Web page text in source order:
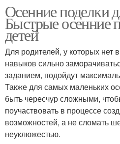
Осенние поделки
Быстрые осенние
детей
Для родителей, у которых нет
навыков сильно
заданием, подойдут
Также для самых маленьких
быть чересчур сложными,
поучаствовать в процессе
возможностей, а не сломать
неуклюжестью.